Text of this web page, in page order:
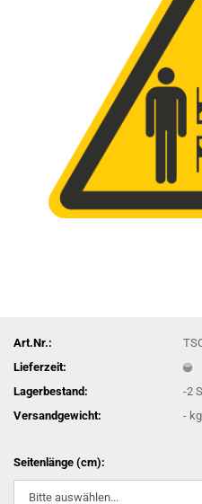
Art.Nr.:
Lieferzeit:
Lagerbestand:
-2
Versandgewicht:
-
Seitenlänge (cm):